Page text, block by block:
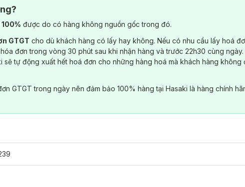
được do có hàng không nguồn gốc trong đó.
GTGT cho dù khách hàng có lấy hay không. Nếu có nhu cầu lấy hoá
đơn trong vòng 30 phút sau khi nhận hàng và trước 22h30 cùng ngày.
sẽ tự động xuất hết hoá đơn cho những hàng hoá mà khách hàng không
GTGT trong ngày nên đảm bảo 100% hàng tại Hasaki là hàng chính